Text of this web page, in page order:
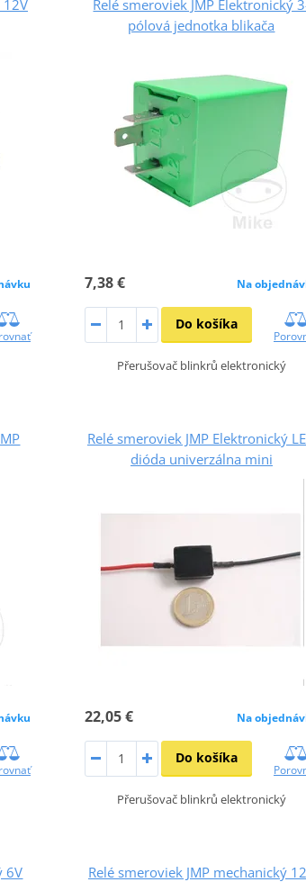
12V
Relé smeroviek JMP Elektronický
pólová jednotka blikača
7,38 € Na
Do košíka
Přerušovač blinkrů elektronický
Relé smeroviek JMP Elektronický
dióda univerzálna mini
22,05 € Na
Do košíka
Přerušovač blinkrů elektronický
6V
Relé smeroviek JMP mechanický